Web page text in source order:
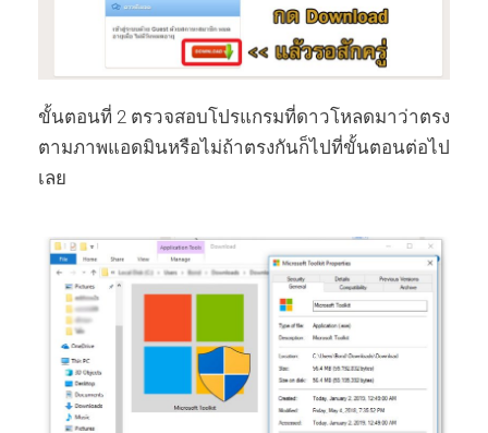
ขั้นตอนที่ 2 ตรวจสอบโปรแกรมที่ดาวโหลดมาว่าตรง
ตามภาพแอดมินหรือไม่ถ้าตรงกันก็ไปที่ขั้นตอนต่อไป
เลย